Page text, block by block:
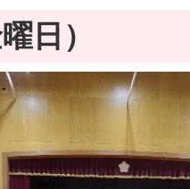
日）